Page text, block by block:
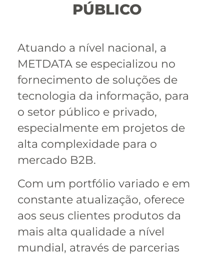
PÚBLICO
Atuando a nível nacional, a
METDATA se especializou no
fornecimento de soluções de
tecnologia da informação, para
o setor público e privado,
especialmente em projetos de
alta complexidade para o
mercado B2B.
Com um portfólio variado e em
constante atualização, oferece
aos seus clientes produtos da
mais alta qualidade a nível
mundial, através de parcerias